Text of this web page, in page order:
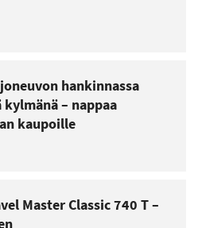
hankinnassa
– nappaa
kaupoille
Master Classic 740 T –